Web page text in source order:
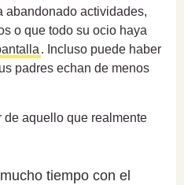
abandonado actividades,
o que todo su ocio haya
. Incluso puede haber
padres echan de menos
de aquello que realmente
tiempo con el